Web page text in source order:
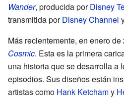
Wander, producida porDisney
transmitida porDisney Channel
Más recientemente, en enero de
Cosmic. Esta es la primera
una historia que se desarrolla a
episodios. Sus diseños están
artistas como Hank Ketchamy